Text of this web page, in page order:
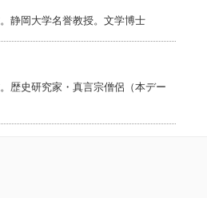
静岡大学名誉教授。文学博士
歴史研究家・真言宗僧侶（本デー